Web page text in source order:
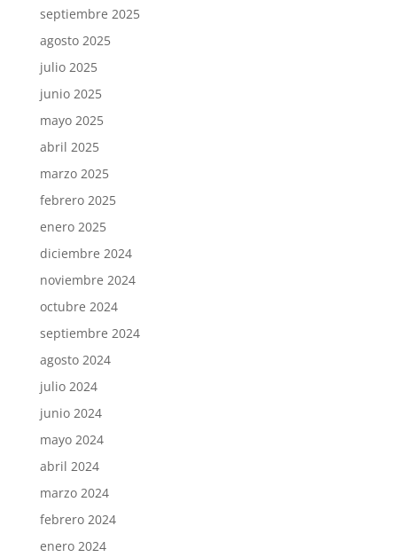
septiembre 2025
agosto 2025
julio 2025
junio 2025
mayo 2025
abril 2025
marzo 2025
febrero 2025
enero 2025
diciembre 2024
noviembre 2024
octubre 2024
septiembre 2024
agosto 2024
julio 2024
junio 2024
mayo 2024
abril 2024
marzo 2024
febrero 2024
enero 2024